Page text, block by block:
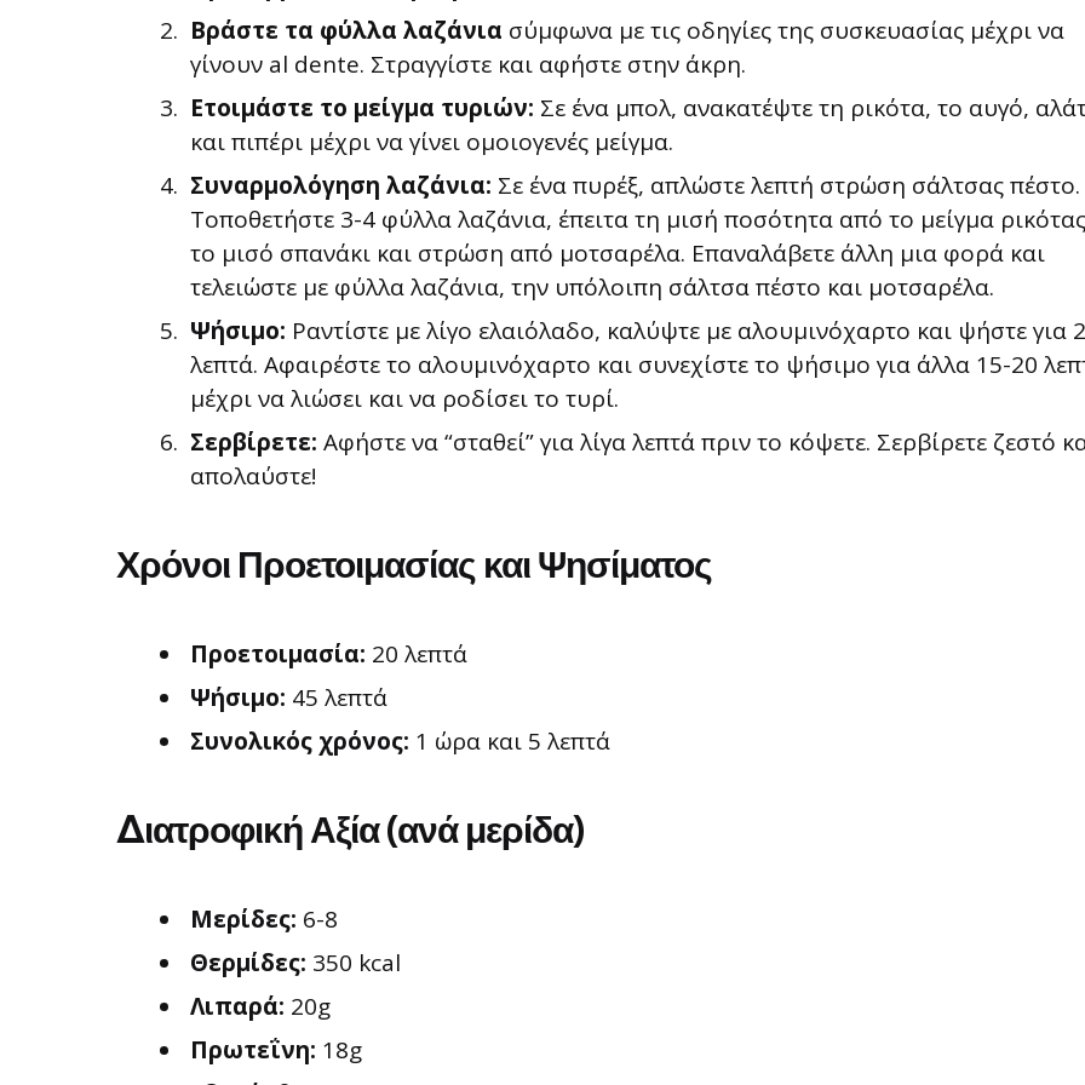
Βράστε τα φύλλα λαζάνια σύμφωνα με τις οδηγίες της συσκευασίας μέχρι να
γίνουν al dente. Στραγγίστε και αφήστε στην άκρη.
Ετοιμάστε το μείγμα τυριών: Σε ένα μπολ, ανακατέψτε τη ρικότα, το αυγό,
και πιπέρι μέχρι να γίνει ομοιογενές μείγμα.
Συναρμολόγηση λαζάνια: Σε ένα πυρέξ, απλώστε λεπτή στρώση σάλτσας πέστο.
Τοποθετήστε 3-4 φύλλα λαζάνια, έπειτα τη μισή ποσότητα από το μείγμα
το μισό σπανάκι και στρώση από μοτσαρέλα. Επαναλάβετε άλλη μια φορά και
τελειώστε με φύλλα λαζάνια, την υπόλοιπη σάλτσα πέστο και μοτσαρέλα.
Ψήσιμο: Ραντίστε με λίγο ελαιόλαδο, καλύψτε με αλουμινόχαρτο και ψήστε για
λεπτά. Αφαιρέστε το αλουμινόχαρτο και συνεχίστε το ψήσιμο για άλλα 15-20
μέχρι να λιώσει και να ροδίσει το τυρί.
Σερβίρετε: Αφήστε να “σταθεί” για λίγα λεπτά πριν το κόψετε. Σερβίρετε ζεστό
απολαύστε!
Χρόνοι Προετοιμασίας και Ψησίματος
Προετοιμασία: 20 λεπτά
Ψήσιμο: 45 λεπτά
Συνολικός χρόνος: 1 ώρα και 5 λεπτά
Διατροφική Αξία (ανά μερίδα)
Μερίδες: 6-8
Θερμίδες: 350 kcal
Λιπαρά: 20g
Πρωτεΐνη: 18g